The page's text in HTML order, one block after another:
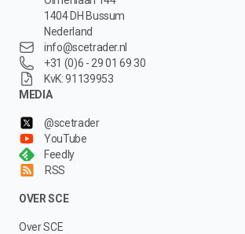
1404 DH Bussum
Nederland
info@scetrader.nl
+31 (0)6 - 29 01 69 30
KvK: 91139953
MEDIA
@scetrader
YouTube
Feedly
RSS
OVER SCE
Over SCE